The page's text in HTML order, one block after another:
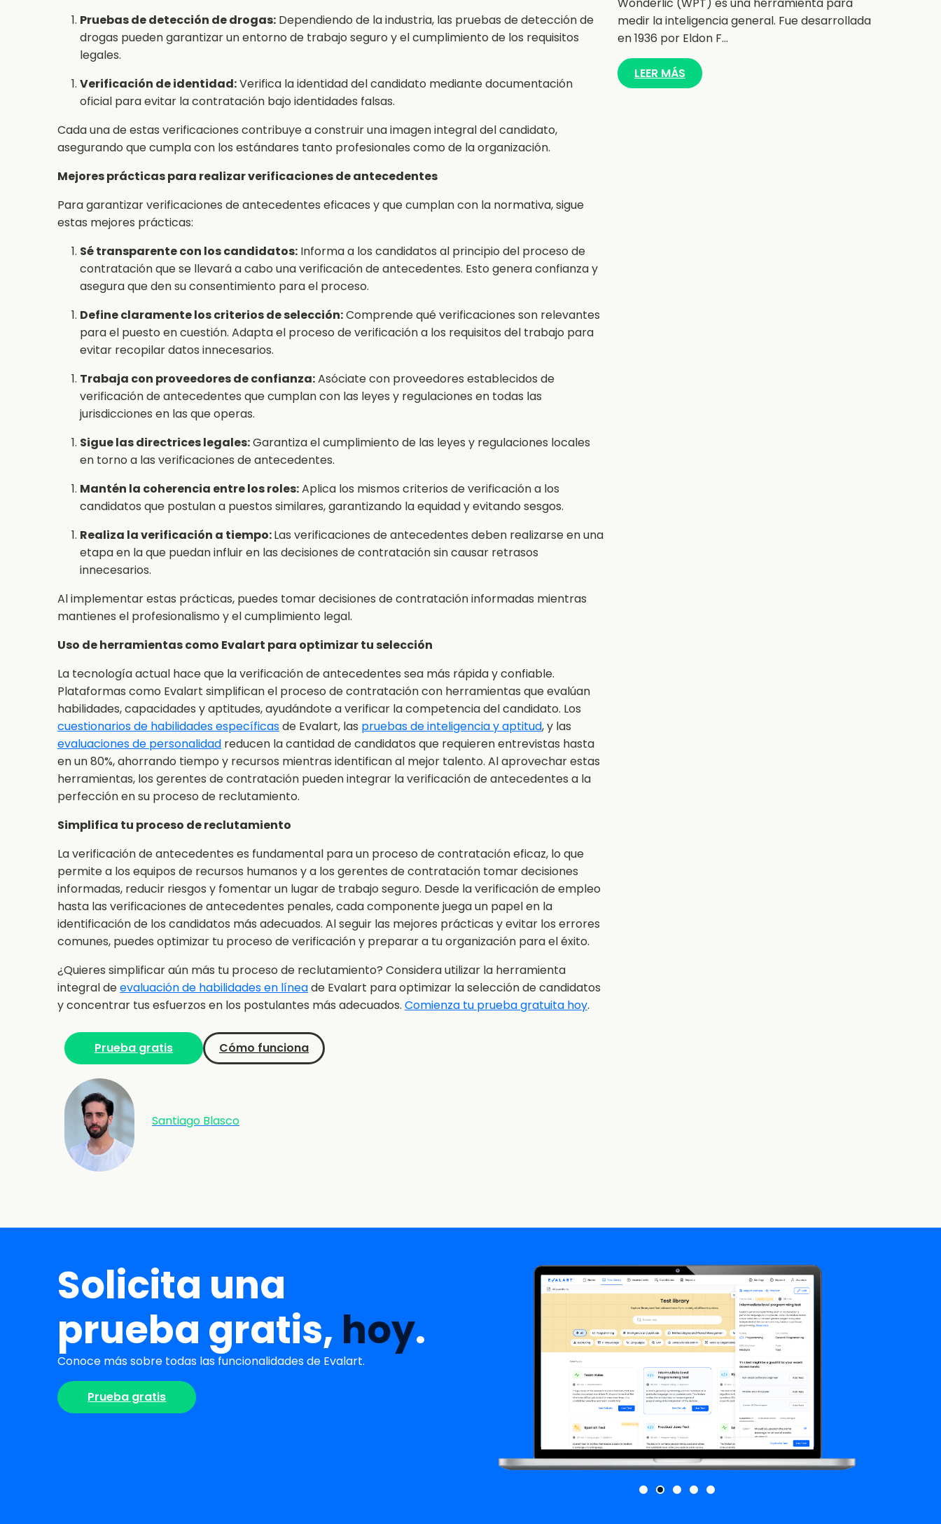
Pruebas de detección de drogas: Dependiendo de la industria, las pruebas de detección de
drogas pueden garantizar un entorno de trabajo seguro y el cumplimiento de los requisitos
legales.
Verificación de identidad:Verifica la identidad del candidato mediante documentación
oficial para evitar la contratación bajo identidades falsas.
Cada una de estas verificaciones contribuye a construir una imagen integral del candidato,
asegurando que cumpla con los estándares tanto profesionales como de la organización.
Mejores prácticas para realizar verificaciones de antecedentes
Para garantizar verificaciones de antecedentes eficaces y que cumplan con la normativa, sigue
estas mejores prácticas:
Sé transparente con los candidatos: Informa a los candidatos al principio del proceso de
contratación que se llevará a cabo una verificación de antecedentes. Esto genera confianza y
asegura que den su consentimiento para el proceso.
Define claramente los criterios de selección:Comprende qué verificaciones son relevantes
para el puesto en cuestión. Adapta el proceso de verificación a los requisitos del trabajo para
evitar recopilar datos innecesarios.
Trabaja con proveedores de confianza:Asóciate con proveedores establecidos de
verificación de antecedentes que cumplan con las leyes y regulaciones en todas las
jurisdicciones en las que operas.
Sigue las directrices legales:Garantiza el cumplimiento de las leyes y regulaciones locales
en torno a las verificaciones de antecedentes.
Mantén la coherencia entre los roles:Aplica los mismos criterios de verificación a los
candidatos que postulan a puestos similares, garantizando la equidad y evitando sesgos.
Realiza la verificación a tiempo:Las verificaciones de antecedentes deben realizarse en una
etapa en la que puedan influir en las decisiones de contratación sin causar retrasos
innecesarios.
Al implementar estas prácticas, puedes tomar decisiones de contratación informadas mientras
mantienes el profesionalismo y el cumplimiento legal.
Uso de herramientas como Evalart para optimizar tu selección
La tecnología actual hace que la verificación de antecedentes sea más rápida y confiable.
Plataformas como Evalart simplifican el proceso de contratación con herramientas que evalúan
habilidades, capacidades y aptitudes, ayudándote a verificar la competencia del candidato. Los
cuestionarios de habilidades específicasde Evalart, las pruebas de inteligencia y aptitud, y las
evaluaciones de personalidad reducen la cantidad de candidatos que requieren entrevistas hasta
en un 80%, ahorrando tiempo y recursos mientras identifican al mejor talento. Al aprovechar estas
herramientas, los gerentes de contratación pueden integrar la verificación de antecedentes a la
perfección en su proceso de reclutamiento.
Simplifica tu proceso de reclutamiento
La verificación de antecedentes es fundamental para un proceso de contratación eficaz, lo que
permite a los equipos de recursos humanos y a los gerentes de contratación tomar decisiones
informadas, reducir riesgos y fomentar un lugar de trabajo seguro. Desde la verificación de empleo
hasta las verificaciones de antecedentes penales, cada componente juega un papel en la
identificación de los candidatos más adecuados. Al seguir las mejores prácticas y evitar los errores
comunes, puedes optimizar tu proceso de verificación y preparar a tu organización para el éxito.
¿Quieres simplificar aún más tu proceso de reclutamiento? Considera utilizar la herramienta
integral deevaluación de habilidades en líneade Evalart para optimizar la selección de candidatos
y concentrar tus esfuerzos en los postulantes más adecuados. Comienza tu prueba gratuita hoy.
Prueba gratis Cómo funciona
Santiago Blasco
medir la inteligencia general. Fue desarrollada
en 1936 por Eldon F…
LEER MÁS
Solicita una
prueba gratis, hoy.
Conoce más sobre todas las funcionalidades de Evalart.
Prueba gratis